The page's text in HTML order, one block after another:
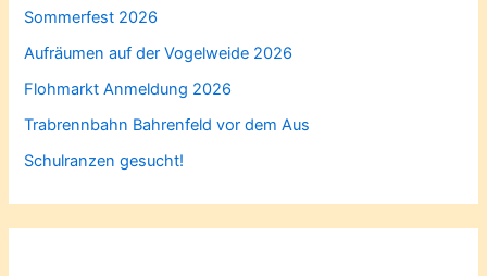
Sommerfest 2026
Aufräumen auf der Vogelweide 2026
Flohmarkt Anmeldung 2026
Trabrennbahn Bahrenfeld vor dem Aus
Schulranzen gesucht!